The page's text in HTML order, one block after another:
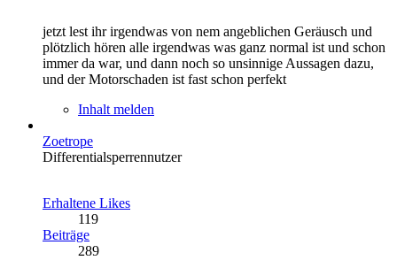
jetzt lest ihr irgendwas von nem angeblichen Geräusch und
plötzlich hören alle irgendwas was ganz normal ist und schon
immer da war, und dann noch so unsinnige Aussagen dazu,
und der Motorschaden ist fast schon perfekt
Inhalt melden
Zoetrope
Differentialsperrennutzer
Erhaltene Likes
119
Beiträge
289